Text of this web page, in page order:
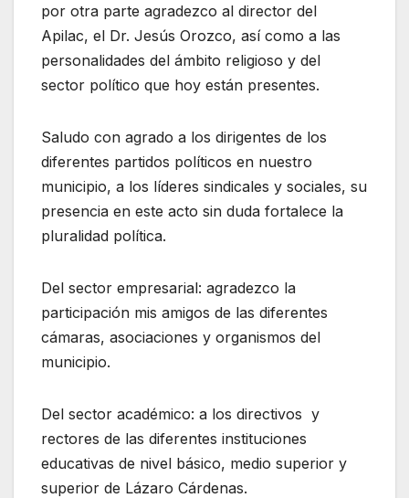
por otra parte agradezco al director del
Apilac, el Dr. Jesús Orozco, así como a las
personalidades del ámbito religioso y del
sector político que hoy están presentes.
Saludo con agrado a los dirigentes de los
diferentes partidos políticos en nuestro
municipio, a los líderes sindicales y sociales, su
presencia en este acto sin duda fortalece la
pluralidad política.
Del sector empresarial: agradezco la
participación mis amigos de las diferentes
cámaras, asociaciones y organismos del
municipio.
Del sector académico: a los directivos y
rectores de las diferentes instituciones
educativas de nivel básico, medio superior y
superior de Lázaro Cárdenas.